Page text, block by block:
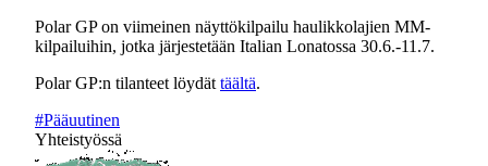
Polar GP on viimeinen näyttökilpailu haulikkolajien MM-
kilpailuihin, jotka järjestetään Italian Lonatossa 30.6.-11.7.
Polar GP:n tilanteet löydät täältä.
#Pääuutinen
Yhteistyössä